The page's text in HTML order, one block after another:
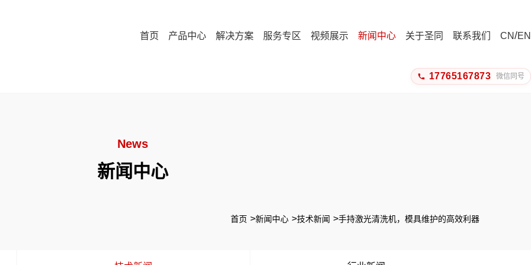
首页 产品中心 解决方案 服务专区 视频展示 新闻中心 关于圣同 联系我们 CN/EN
17765167873 微信同号
News
新闻中心
首页 新闻中心 技术新闻 手持激光清洗机，模具维护的高效利器